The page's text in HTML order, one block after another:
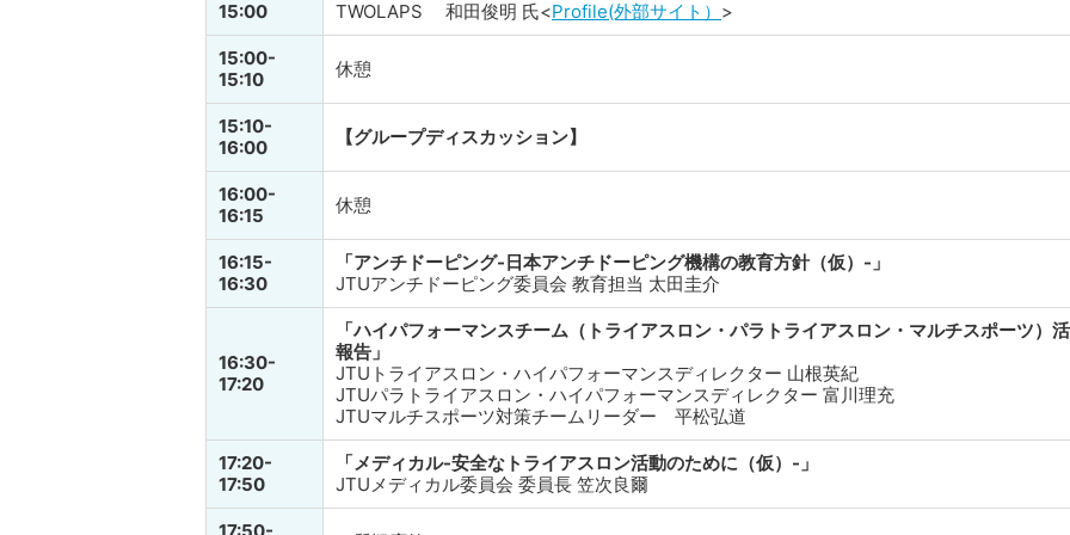
15:00
TWOLAPS 和田俊明 氏<Profile(外部サイト） >
15:00-
15:10
休憩
15:10-
16:00
【グループディスカッション】
16:00-
16:15
休憩
16:15-
16:30
「アンチドーピング-日本アンチドーピング機構の教育方針（仮）-」
JTUアンチドーピング委員会 教育担当 太田圭介
16:30-
17:20
「ハイパフォーマンスチーム（トライアスロン・パラトライアスロン・マルチスポーツ）
報告」
JTUトライアスロン・ハイパフォーマンスディレクター 山根英紀
JTUパラトライアスロン・ハイパフォーマンスディレクター 富川理充
JTUマルチスポーツ対策チームリーダー 平松弘道
17:20-
17:50
「メディカル-安全なトライアスロン活動のために（仮）-」
JTUメディカル委員会 委員長 笠次良爾